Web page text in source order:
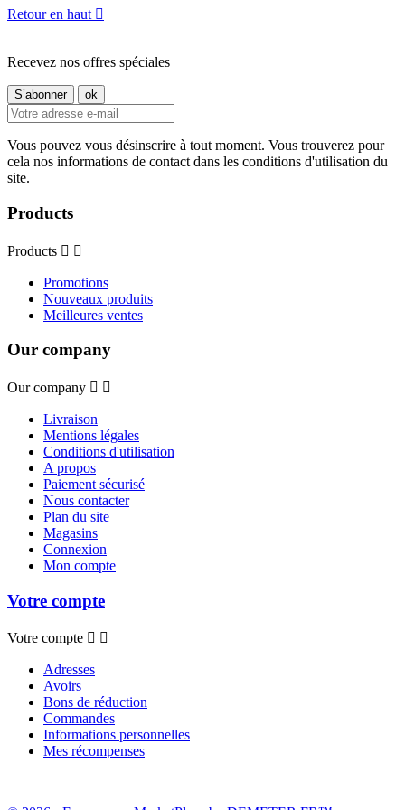
Retour en haut 
Recevez nos offres spéciales
Vous pouvez vous désinscrire à tout moment. Vous trouverez pour
cela nos informations de contact dans les conditions d'utilisation du
site.
Products
Products  
Promotions
Nouveaux produits
Meilleures ventes
Our company
Our company  
Livraison
Mentions légales
Conditions d'utilisation
A propos
Paiement sécurisé
Nous contacter
Plan du site
Magasins
Connexion
Mon compte
Votre compte
Votre compte  
Adresses
Avoirs
Bons de réduction
Commandes
Informations personnelles
Mes récompenses